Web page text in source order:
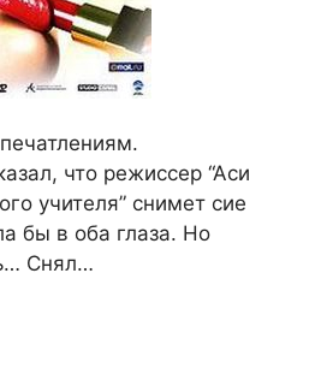
что режиссер “Аси
учителя” снимет сие
бы в оба глаза. Но
Снял…